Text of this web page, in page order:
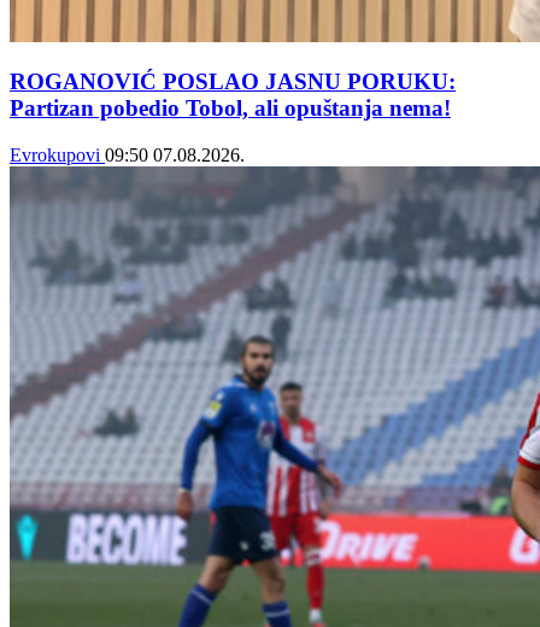
ROGANOVIĆ POSLAO JASNU PORUKU:
Partizan pobedio Tobol, ali opuštanja nema!
Evrokupovi 09:50 07.08.2026.